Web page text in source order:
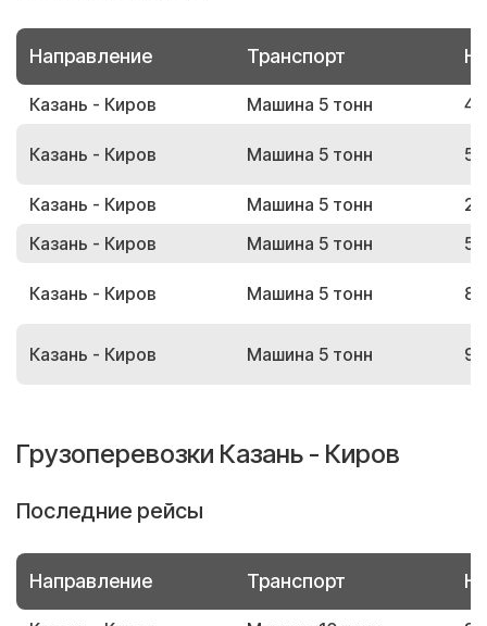
Направление Транспорт
Казань - Киров Машина 5 тонн
Казань - Киров Машина 5 тонн
Казань - Киров Машина 5 тонн
Казань - Киров
Машина 5 тонн
Казань - Киров Машина 5 тонн
Казань - Киров Машина 5 тонн
Грузоперевозки Казань - Киров
Последние рейсы
Направление Транспорт